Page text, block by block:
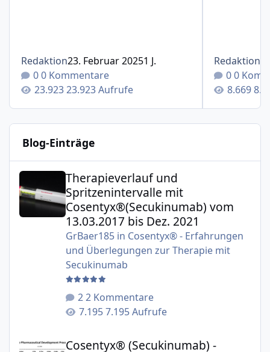
Redaktion23. Februar 20251 J.
0 Kommentare
23.923 Aufrufe
Redaktion
0
Blog-Einträge
Therapieverlauf und Spritzenintervalle mit
Therapieverlauf und
Spritzenintervalle mit
Cosentyx®(Secukinumab) vom
13.03.2017 bis Dez. 2021
GrBaer185in Cosentyx® - Erfahrungen
und Überlegungen zur Therapie mit
Secukinumab
2 Kommentare
7.195 Aufrufe
Cosentyx® (Secukinumab) -